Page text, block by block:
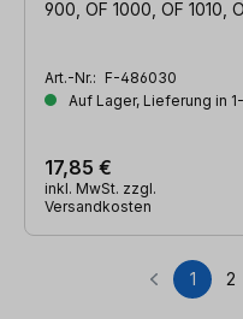
900, OF 1000, OF 1010,
Art.-Nr.: F-486030
Auf Lager, Lieferung in
17,85 €
inkl. MwSt. zzgl.
Versandkosten
Seite
1 2